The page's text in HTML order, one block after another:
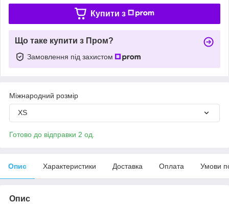
Купити з
Що таке купити з Пром?
Замовлення під захистом
Міжнародний розмір
XS
Готово до відправки 2 од.
Опис Характеристики Доставка Оплата Умови
Опис